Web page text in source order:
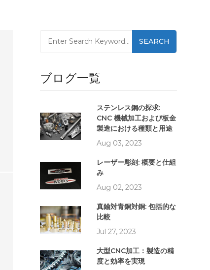
SEARCH
ブログ一覧
ステンレス鋼の探求:
CNC 機械加工および板金
製造における種類と用途
Aug 03, 2023
レーザー彫刻: 概要と仕組
み
Aug 02, 2023
真鍮対青銅対銅: 包括的な
比較
Jul 27, 2023
大型CNC加工：製造の精
度と効率を実現